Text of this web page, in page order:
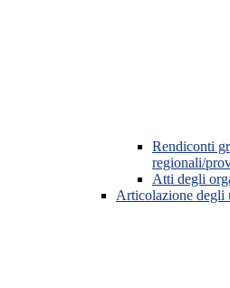
Rendiconti
regionali/
Atti degli
Articolazione degli